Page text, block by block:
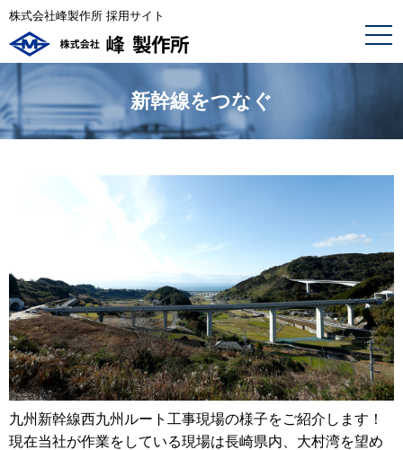
株式会社峰製作所 採用サイト
新幹線をつなぐ
九州新幹線西九州ルート工事現場の様子をご紹介します！
現在当社が作業をしている現場は長崎県内、大村湾を望め